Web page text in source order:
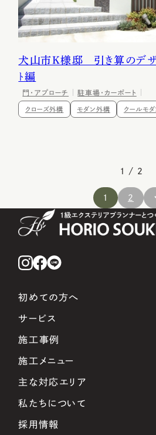
犬山市K様邸 引き算のデ
ﾄ編
門・アプローチ 駐車場・カーポート
クローズ外構 モダン外構 クールモダ
1 / 2
1 2
初めての方へ
サービス
施工事例
施工メニュー
主な対応エリア
私たちについて
採用情報